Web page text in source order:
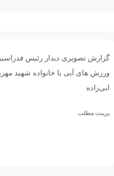
تمدید مهلت
پایان بهمن‌ماه
ورزش‌های آبی جمهوری